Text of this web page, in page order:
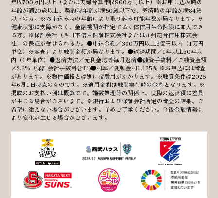
年齢が満20歳以上、契約時年齢が満50歳以下で、完済時の年齢が満84歳
以下の方。※お申込み時の年齢により取り組み可能年数が異なります。※
健康状態に支障がなく、金融機関が指定する団体信用生命保険に加入でき
る方。※保証会社（西日本信用保証株式会社または九州総合信用株式会
社）の保証が受けられる方。●申込金額／300万円以上3億円以内（1万円
単位）※審査により融資金額が異なります。●返済期間／1年以上50年以
内（1年単位）●返済方法／元利金均等毎月返済●融資手数料／ご融資金額
×2.2%（保証会社手数料含む)●利率／変動金利1.125% ※お申込には審査
があります。※物件価格とは別に諸費用がかかります。※融資条件は2026
年6月1日時点のものです。※適用金利は融資実行時の金利となります。※
掲載のお支払い例は概算です。端数処理等の関係上、実際の返済額に差異
が生じる場合がございます。※銀行および保証会社所定の審査の結果、ご
希望に添えない場合がございます。予めご了承ください。今後金融情勢に
より変化が生じる場合がございます。